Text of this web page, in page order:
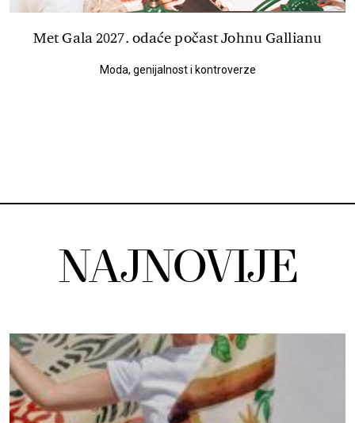
Met Gala 2027. odaće počast Johnu Gallianu
Moda, genijalnost i kontroverze
NAJNOVIJE